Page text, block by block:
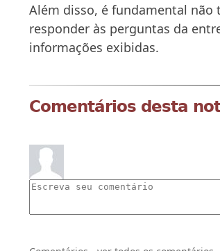
Além disso, é fundamental não
responder às perguntas da
informações exibidas.
Comentários desta